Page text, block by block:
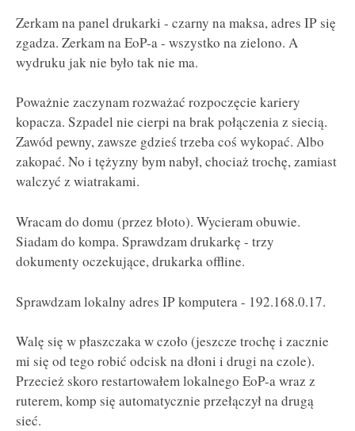
Zerkam na panel drukarki - czarny na maksa, adres IP się
zgadza. Zerkam na EoP-a - wszystko na zielono. A
wydruku jak nie było tak nie ma.
Poważnie zaczynam rozważać rozpoczęcie kariery
kopacza. Szpadel nie cierpi na brak połączenia z siecią.
Zawód pewny, zawsze gdzieś trzeba coś wykopać. Albo
zakopać. No i tężyzny bym nabył, chociaż trochę, zamiast
walczyć z wiatrakami.
Wracam do domu (przez błoto). Wycieram obuwie.
Siadam do kompa. Sprawdzam drukarkę - trzy
dokumenty oczekujące, drukarka offline.
Sprawdzam lokalny adres IP komputera - 192.168.0.17.
Walę się w płaszczaka w czoło (jeszcze trochę i zacznie
mi się od tego robić odcisk na dłoni i drugi na czole).
Przecież skoro restartowałem lokalnego EoP-a wraz z
ruterem, komp się automatycznie przełączył na drugą
sieć.